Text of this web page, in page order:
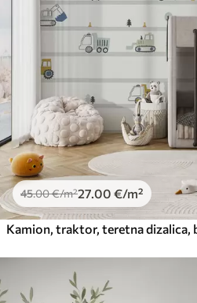
45.00€/m²27 .00 €/m²